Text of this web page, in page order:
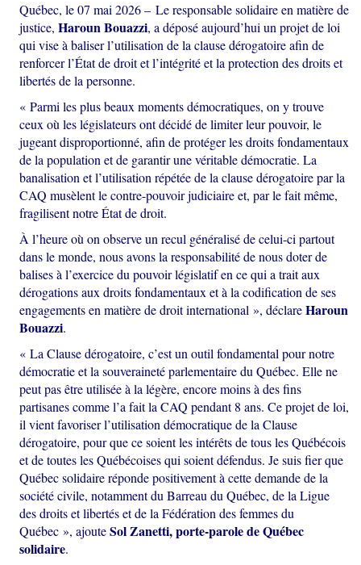
Québec, le 07 mai 2026 – Le responsable solidaire en matière de
justice,Haroun Bouazzi, a déposé aujourd’hui un projet de loi
qui vise à baliser l’utilisation de la clause dérogatoire afin de
renforcer l’État de droit et l’intégrité et la protection des droits et
libertés de la personne.
« Parmi les plus beaux moments démocratiques, on y trouve
ceux où les législateurs ont décidé de limiter leur pouvoir, le
jugeant disproportionné, afin de protéger les droits fondamentaux
de la population et de garantir une véritable démocratie. La
banalisation et l’utilisation répétée de la clause dérogatoire par la
CAQ musèlent le contre-pouvoir judiciaire et, par le fait même,
fragilisent notre État de droit.
À l’heure où on observe un recul généralisé de celui-ci partout
dans le monde, nous avons la responsabilité de nous doter de
balises à l’exercice du pouvoir législatif en ce qui a trait aux
dérogations aux droits fondamentaux et à la codification de ses
engagements en matière de droit international », déclareHaroun
Bouazzi.
« La Clause dérogatoire, c’est un outil fondamental pour notre
démocratie et la souveraineté parlementaire du Québec. Elle ne
peut pas être utilisée à la légère, encore moins à des fins
partisanes comme l’a fait la CAQ pendant 8 ans. Ce projet de loi,
il vient favoriser l’utilisation démocratique de la Clause
dérogatoire, pour que ce soient les intérêts de tous les Québécois
et de toutes les Québécoises qui soient défendus. Je suis fier que
Québec solidaire réponde positivement à cette demande de la
société civile, notamment du Barreau du Québec, de la Ligue
des droits et libertés et de la Fédération des femmes du
Québec », ajouteSol Zanetti, porte-parole de Québec
solidaire.